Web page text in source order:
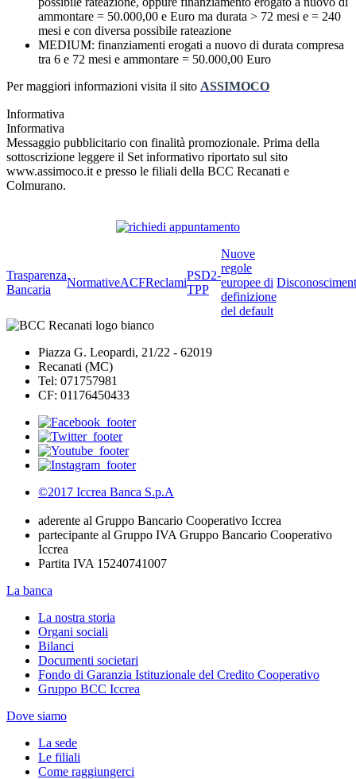
ammontare = 50.000,00 e Euro ma durata > 72 mesi e = 240
mesi e con diversa possibile rateazione
MEDIUM: finanziamenti erogati a nuovo di durata compresa
tra 6 e 72 mesi e ammontare = 50.000,00 Euro
Per maggiori informazioni visita il sito ASSIMOCO
Informativa
Informativa
Messaggio pubblicitario con finalità promozionale. Prima della
sottoscrizione leggere il Set informativo riportato sul sito
www.assimoco.it e presso le filiali della BCC Recanati e
Colmurano.
Trasparenza
Bancaria
NormativeACFReclami
PSD2-
TPP
Nuove
regole
europee di
definizione
del default
Piazza G. Leopardi, 21/22 - 62019
Recanati (MC)
Tel: 071757981
CF: 01176450433
©2017 Iccrea Banca S.p.A
aderente al Gruppo Bancario Cooperativo Iccrea
partecipante al Gruppo IVA Gruppo Bancario Cooperativo
Iccrea
Partita IVA 15240741007
La banca
La nostra storia
Organi sociali
Bilanci
Documenti societari
Fondo di Garanzia Istituzionale del Credito Cooperativo
Gruppo BCC Iccrea
Dove siamo
La sede
Le filiali
Come raggiungerci